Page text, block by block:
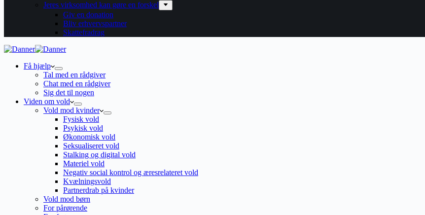
Jeres virksomhed kan gøre en forskel
Giv en donation
Bliv erhvervspartner
Skattefradrag
Få hjælp
Tal med en rådgiver
Chat med en rådgiver
Sig det til nogen
Viden om vold
Vold mod kvinder
Fysisk vold
Psykisk vold
Økonomisk vold
Seksualiseret vold
Stalking og digital vold
Materiel vold
Negativ social kontrol og æresrelateret vold
Kvælningsvold
Partnerdrab på kvinder
Vold mod børn
For pårørende